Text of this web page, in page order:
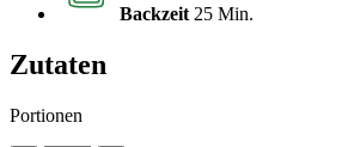
Backzeit 25 Min.
Zutaten
Portionen